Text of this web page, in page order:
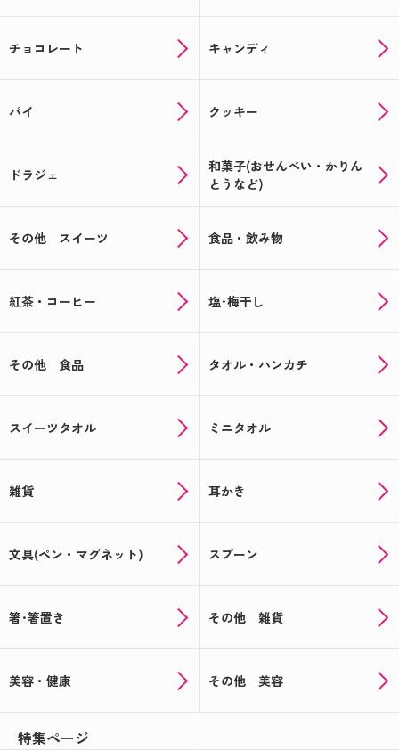
チョコレート キャンディ
パイ クッキー
ドラジェ
和菓子(おせんべい・かりん
とうなど)
その他 スイーツ 食品・飲み物
紅茶・コーヒー 塩･梅干し
その他 食品 タオル・ハンカチ
スイーツタオル ミニタオル
雑貨 耳かき
文具(ペン・マグネット) スプーン
箸･箸置き その他 雑貨
美容・健康 その他 美容
特集ページ